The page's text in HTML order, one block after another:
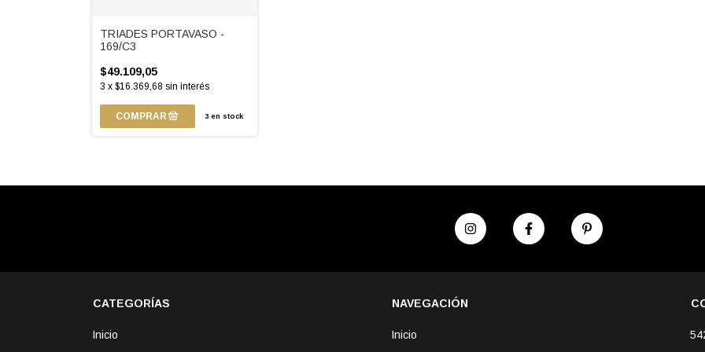
TRIADES PORTAVASO -
169/C3
$49.109,05
3 x $16.369,68 sin interés
3en stock
CATEGORÍAS
Inicio
NAVEGACIÓN
Inicio